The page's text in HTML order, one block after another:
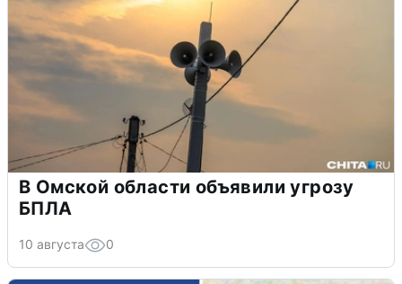
В Омской области объявили угрозу
БПЛА
10 августа 0